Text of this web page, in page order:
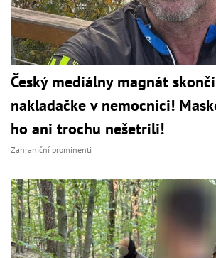
Český mediálny magnát
nakladačke v nemocnici!
ho ani trochu nešetrili!
Zahraniční prominenti